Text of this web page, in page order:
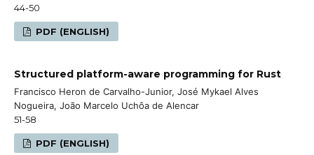
44-50
PDF (ENGLISH)
Structured platform-aware programming for Rust
Francisco Heron de Carvalho-Junior, José Mykael Alves
Nogueira, João Marcelo Uchôa de Alencar
51-58
PDF (ENGLISH)